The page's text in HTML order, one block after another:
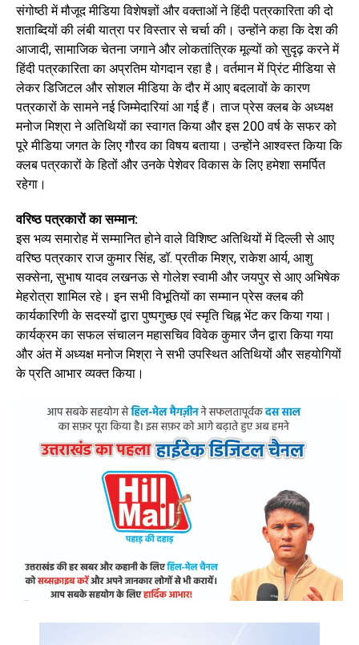
संगोष्ठी में मौजूद मीडिया विशेषज्ञों और वक्ताओं ने हिंदी पत्रकारिता की दो
शताब्दियों की लंबी यात्रा पर विस्तार से चर्चा की। उन्होंने कहा कि देश की
आजादी, सामाजिक चेतना जगाने और लोकतांत्रिक मूल्यों को सुदृढ़ करने में
हिंदी पत्रकारिता का अप्रतिम योगदान रहा है। वर्तमान में प्रिंट मीडिया से
लेकर डिजिटल और सोशल मीडिया के दौर में आए बदलावों के कारण
पत्रकारों के सामने नई जिम्मेदारियां आ गई हैं। ताज प्रेस क्लब के अध्यक्ष
मनोज मिश्रा ने अतिथियों का स्वागत किया और इस 200 वर्ष के सफर को
पूरे मीडिया जगत के लिए गौरव का विषय बताया। उन्होंने आश्वस्त किया कि
क्लब पत्रकारों के हितों और उनके पेशेवर विकास के लिए हमेशा समर्पित
रहेगा।
वरिष्ठ पत्रकारों का सम्मान:
इस भव्य समारोह में सम्मानित होने वाले विशिष्ट अतिथियों में दिल्ली से आए
वरिष्ठ पत्रकार राज कुमार सिंह, डॉ. प्रतीक मिश्र, राकेश आर्य, आशु
सक्सेना, सुभाष यादव लखनऊ से गोलेश स्वामी और जयपुर से आए अभिषेक
मेहरोत्रा शामिल रहे। इन सभी विभूतियों का सम्मान प्रेस क्लब की
कार्यकारिणी के सदस्यों द्वारा पुष्पगुच्छ एवं स्मृति चिह्न भेंट कर किया गया।
कार्यक्रम का सफल संचालन महासचिव विवेक कुमार जैन द्वारा किया गया
और अंत में अध्यक्ष मनोज मिश्रा ने सभी उपस्थित अतिथियों और सहयोगियों
के प्रति आभार व्यक्त किया।